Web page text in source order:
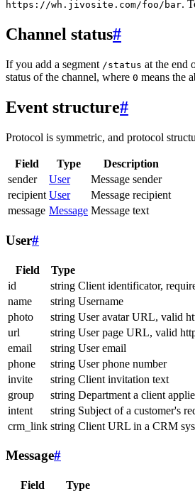
https://wh.jivosite.com/foo/bar.
Channel status#
If you add a segment /status at the end
status of the channel, where 0 means the
Event structure#
Protocol is symmetric, and protocol
Field Type
Description
sender
User
Message sender
recipient User
Message recipient
message Message Message text
User#
Field Type
id
string Client identificator,
name
string Username
photo
string User avatar URL, valid
url
string User page URL, valid
email
string User email
phone
string User phone number
invite
string Client invitation text
group
string Department a client
intent
string Subject of a customer's
crm_link string Client URL in a CRM
Message#
Field Type